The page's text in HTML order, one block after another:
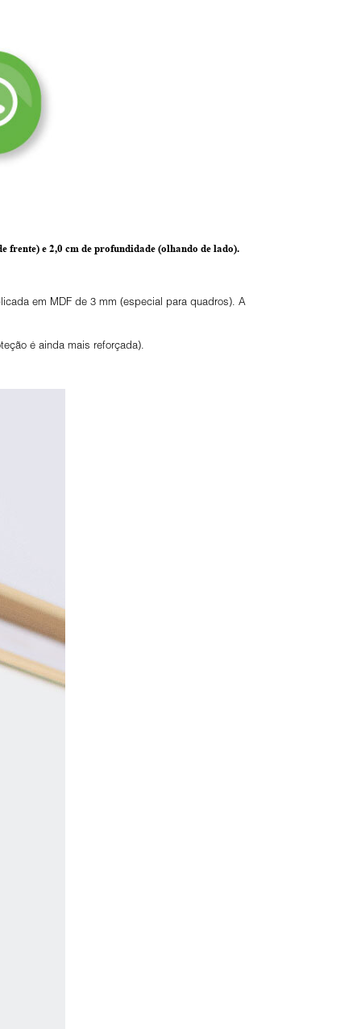
frente) e 2,0 cm de profundidade (olhando de lado).
em MDF de 3 mm (especial para quadros). A
é ainda mais reforçada).